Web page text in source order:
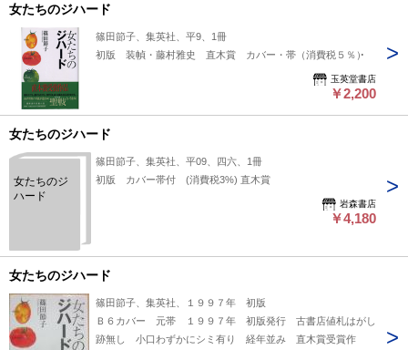
女たちのジハード
篠田節子、集英社、平9、1冊
初版 装幀・藤村雅史 直木賞 カバー・帯（消費税５％）
玉英堂書店
￥2,200
女たちのジハード
女たちのジ
ハード
篠田節子、集英社、平09、四六、1冊
初版 カバー帯付 (消費税3%) 直木賞
岩森書店
￥4,180
女たちのジハード
篠田節子、集英社、１９９７年 初版
Ｂ６カバー 元帯 １９９７年 初版発行 古書店値札はがし
跡無し 小口わずかにシミ有り 経年並み 直木賞受賞作